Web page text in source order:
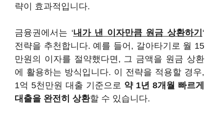
략이 효과적입니다.
금융권에서는 ‘내가 낸 이자만큼 원금 상환하기 ‘
전략을 추천합니다. 예를 들어, 갈아타기로 월 15
만원의 이자를 절약했다면, 그 금액을 원금 상환
에 활용하는 방식입니다. 이 전략을 적용할 경우,
1억 5천만원 대출 기준으로 약 1년 8개월 빠르게
대출을 완전히 상환할 수 있습니다.